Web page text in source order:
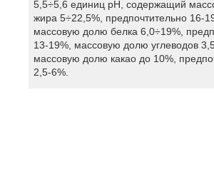
5,5÷5,6 единиц pH, содержащий
жира 5÷22,5%, предпочтительно 16-
массовую долю белка 6,0÷19%,
13-19%, массовую долю углеводов
массовую долю какао до 10%,
2,5-6%.